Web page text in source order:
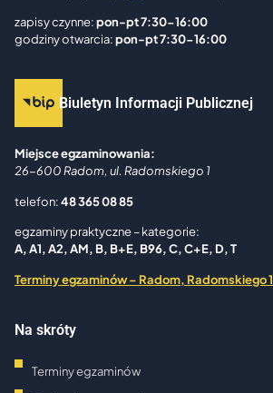
zapisy czynne:pon-pt 7:30-16:00
godziny otwarcia:pon-pt 7:30-16:00
Biuletyn Informacji Publicznej
Miejsce egzaminowania:
26-600 Radom, ul. Radomskiego 1
telefon:48 365 08 85
egzaminy praktyczne – kategorie:
A, A1, A2, AM, B, B+E, B96, C, C+E, D, T
Terminy egzaminów – Radom, Radomskiego 1
Na skróty
Terminy egzaminów